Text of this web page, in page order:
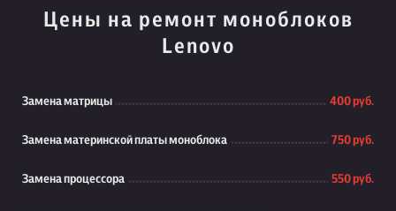
Цены на ремонт моноблоков
Lenovo
Замена матрицы 400 руб.
Замена материнской платы моноблока 750 руб.
Замена процессора 550 руб.